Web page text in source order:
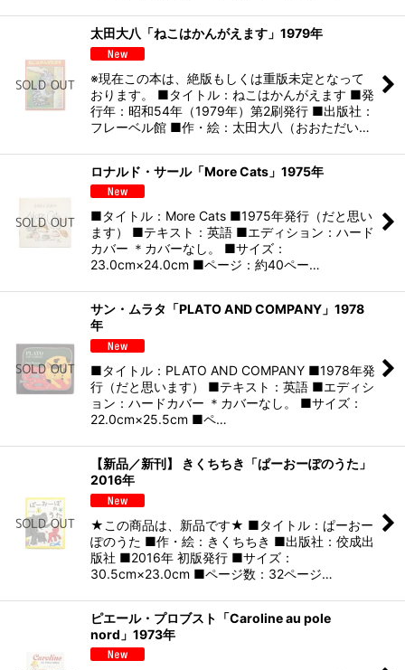
太田大八「ねこはかんがえます」1979年
※現在この本は、絶版もしくは重版未定となって
おります。 ■タイトル：ねこはかんがえます ■発
行年：昭和54年（1979年）第2刷発行 ■出版社：
フレーベル館 ■作・絵：太田大八（おおただい…
ロナルド・サール「More Cats」1975年
■タイトル：More Cats ■1975年発行（だと思い
ます） ■テキスト：英語 ■エディション：ハード
カバー ＊カバーなし。 ■サイズ：
23.0cm×24.0cm ■ページ：約40ペー…
サン・ムラタ「PLATO AND COMPANY」1978
年
■タイトル：PLATO AND COMPANY ■1978年発
行（だと思います） ■テキスト：英語 ■エディシ
ョン：ハードカバー ＊カバーなし。 ■サイズ：
22.0cm×25.5cm ■ペ…
【新品／新刊】 きくちちき「ぱーおーぽのうた」
2016年
★この商品は、新品です★ ■タイトル：ぱーおー
ぽのうた ■作・絵：きくちちき ■出版社：佼成出
版社 ■2016年 初版発行 ■サイズ：
30.5cm×23.0cm ■ページ数：32ページ…
ピエール・プロブスト「Caroline au pole
nord」1973年